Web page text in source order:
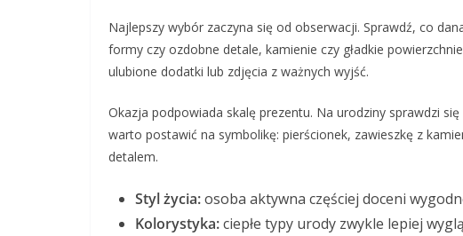
Najlepszy wybór zaczyna się od obserwacji. Sprawdź, co
formy czy ozdobne detale, kamienie czy gładkie
ulubione dodatki lub zdjęcia z ważnych wyjść.
Okazja podpowiada skalę prezentu. Na urodziny sprawdzi
warto postawić na symbolikę: pierścionek, zawieszkę z
detalem.
Styl życia:osoba aktywna częściej doceni
Kolorystyka:ciepłe typy urody zwykle lepiej